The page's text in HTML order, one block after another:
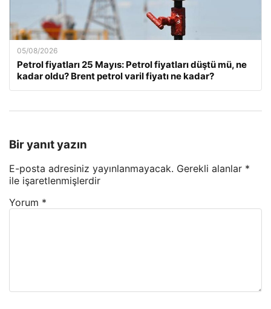
05/08/2026
Petrol fiyatları 25 Mayıs: Petrol fiyatları düştü mü, ne
kadar oldu? Brent petrol varil fiyatı ne kadar?
Bir yanıt yazın
E-posta adresiniz yayınlanmayacak. Gerekli alanlar *
ile işaretlenmişlerdir
Yorum *